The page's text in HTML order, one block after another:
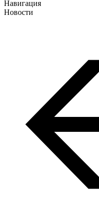
Навигация
Новости